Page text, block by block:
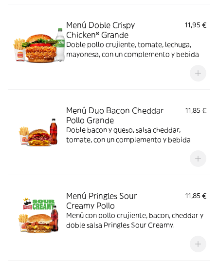
Menú Doble Crispy
Chicken® Grande
11,95 €
Doble pollo crujiente, tomate, lechuga,
mayonesa, con un complemento y bebida
Menú Duo Bacon Cheddar
Pollo Grande
11,85 €
Doble bacon y queso, salsa cheddar,
tomate, con un complemento y bebida
Menú Pringles Sour
Creamy Pollo
11,85 €
Menú con pollo crujiente, bacon, cheddar y
doble salsa Pringles Sour Creamy.